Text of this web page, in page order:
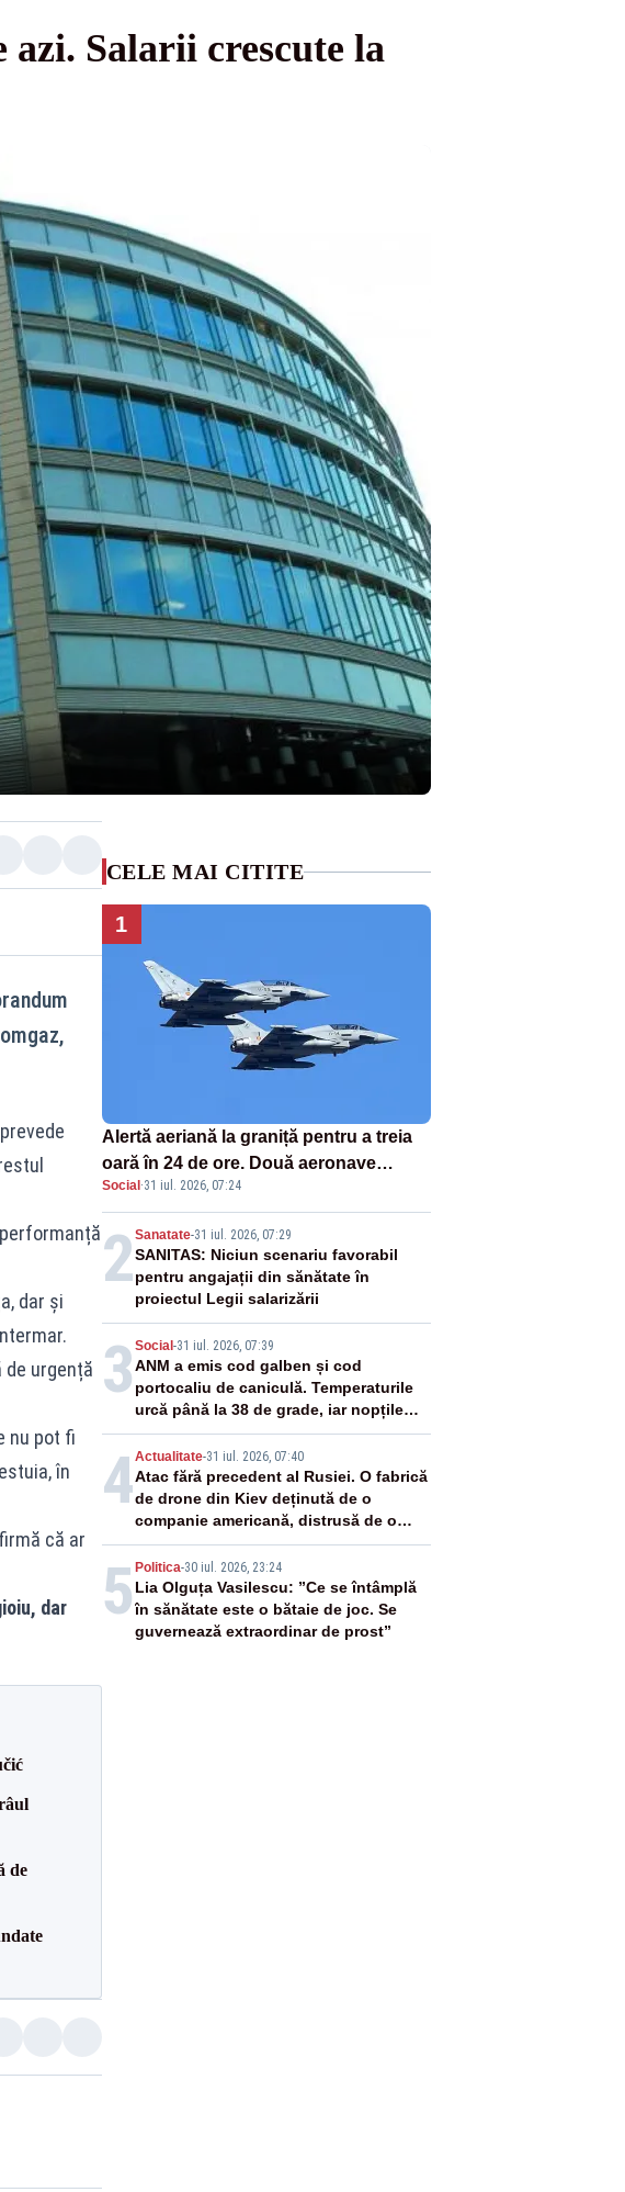
azi. Salarii crescute la
dar și
de urgență
nu pot fi
în
că ar
dar
de
CELE MAI CITITE
1
Alertă aeriană la graniță pentru a treia
oară în 24 de ore. Două aeronave
Eurofighter britanice au fost ridicate de
la sol
Social ·31 iul. 2026, 07:24
2Sanatate-31 iul. 2026, 07:29
SANITAS: Niciun scenariu favorabil
pentru angajații din sănătate în
proiectul Legii salarizării
3 Social -31 iul. 2026, 07:39
ANM a emis cod galben și cod
portocaliu de caniculă. Temperaturile
urcă până la 38 de grade, iar nopțile
devin tropicale
4Actualitate-31 iul. 2026, 07:40
Atac fără precedent al Rusiei. O fabrică
de drone din Kiev deținută de o
companie americană, distrusă de o
rachetă rusească
5 Politica-30 iul. 2026, 23:24
Lia Olguța Vasilescu: ”Ce se întâmplă
în sănătate este o bătaie de joc. Se
guvernează extraordinar de prost”